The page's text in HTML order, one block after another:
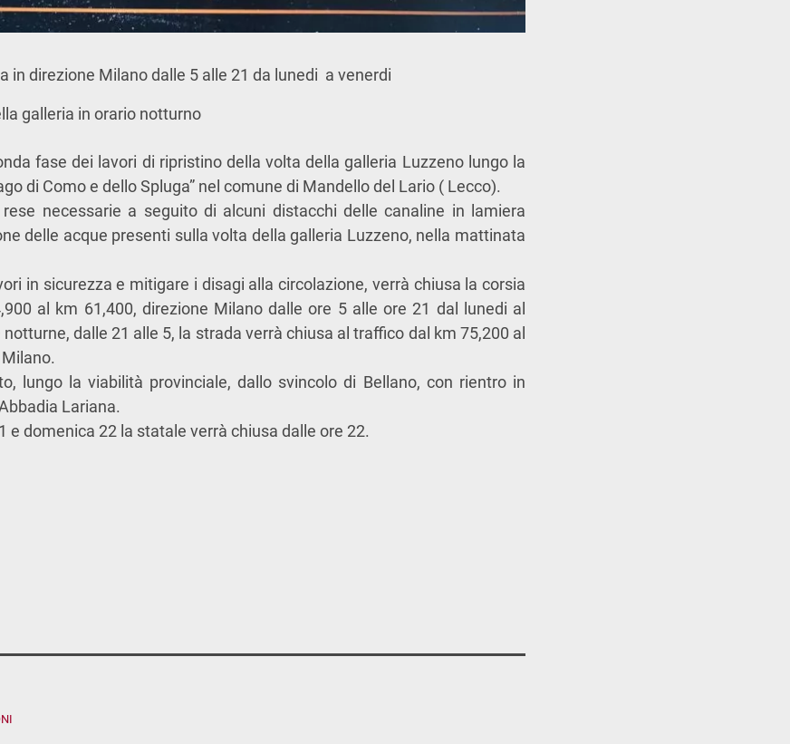
direzione Milano dalle 5 alle 21 da lunedi a venerdi
galleria in orario notturno
fase dei lavori di ripristino della volta della galleria Luzzeno lungo la
di Como e dello Spluga” nel comune di Mandello del Lario ( Lecco).
necessarie a seguito di alcuni distacchi delle canaline in lamiera
delle acque presenti sulla volta della galleria Luzzeno, nella mattinata
in sicurezza e mitigare i disagi alla circolazione, verrà chiusa la corsia
al km 61,400, direzione Milano dalle ore 5 alle ore 21 dal lunedi al
dalle 21 alle 5, la strada verrà chiusa al traffico dal km 75,200 al
lungo la viabilità provinciale, dallo svincolo di Bellano, con rientro in
Lariana.
e domenica 22 la statale verrà chiusa dalle ore 22.